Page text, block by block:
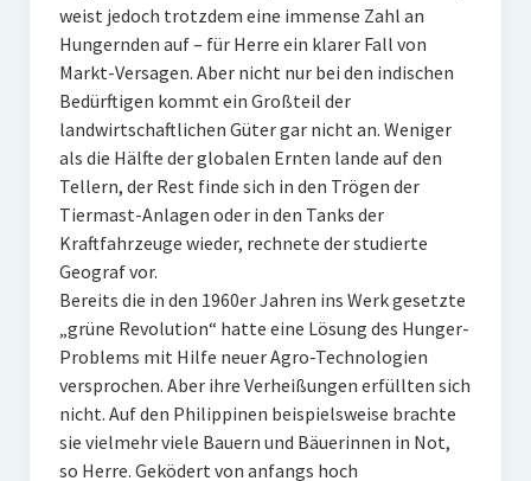
weist jedoch trotzdem eine immense Zahl an
Hungernden auf – für Herre ein klarer Fall von
Markt-Versagen. Aber nicht nur bei den indischen
Bedürftigen kommt ein Großteil der
landwirtschaftlichen Güter gar nicht an. Weniger
als die Hälfte der globalen Ernten lande auf den
Tellern, der Rest finde sich in den Trögen der
Tiermast-Anlagen oder in den Tanks der
Kraftfahrzeuge wieder, rechnete der studierte
Geograf vor.
Bereits die in den 1960er Jahren ins Werk gesetzte
„grüne Revolution“ hatte eine Lösung des Hunger-
Problems mit Hilfe neuer Agro-Technologien
versprochen. Aber ihre Verheißungen erfüllten sich
nicht. Auf den Philippinen beispielsweise brachte
sie vielmehr viele Bauern und Bäuerinnen in Not,
so Herre. Geködert von anfangs hoch